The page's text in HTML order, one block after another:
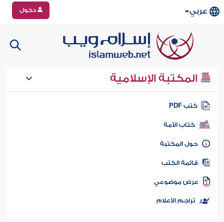
عربي دخول
المكتبة الإسلامية
كتب PDF
كتاب الأمة
المكتبة
الكتب
موضوعي